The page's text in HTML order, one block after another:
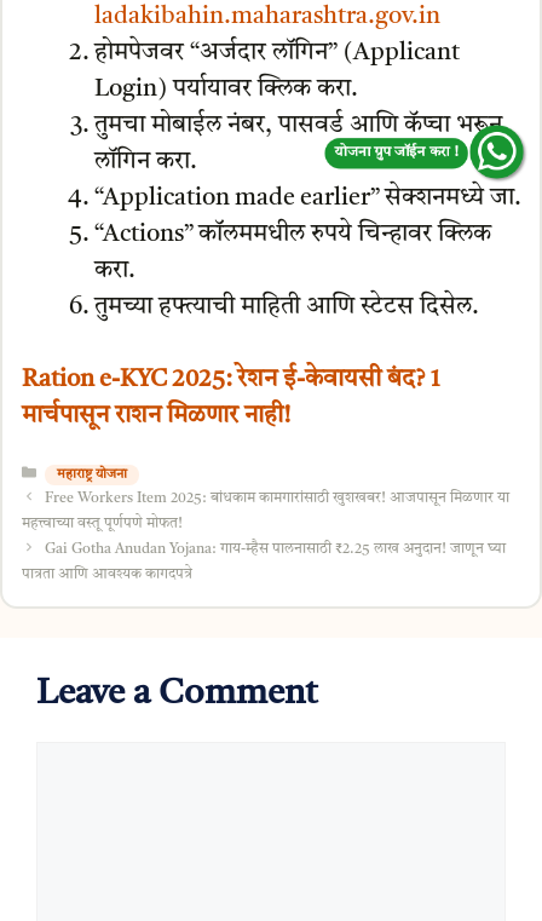
ladakibahin.maharashtra.gov.in
होमपेजवर “अर्जदार लॉगिन” (Applicant
Login) पर्यायावर क्लिक करा.
तुमचा मोबाईल नंबर, पासवर्ड आणि कॅप्चा भरून
लॉगिन करा.
“Application made earlier” सेक्शनमध्ये जा.
“Actions” कॉलममधील रुपये चिन्हावर क्लिक
करा.
तुमच्या हफ्त्याची माहिती आणि स्टेटस दिसेल.
Ration e-KYC 2025: रेशन ई-केवायसी बंद? 1
मार्चपासून राशन मिळणार नाही!
Categories
महाराष्ट्र योजना
Free Workers Item 2025: बांधकाम कामगारांसाठी खुशखबर! आजपासून मिळणार या
महत्त्वाच्या वस्तू पूर्णपणे मोफत!
Gai Gotha Anudan Yojana: गाय-म्हैस पालनासाठी ₹2.25 लाख अनुदान! जाणून घ्या
पात्रता आणि आवश्यक कागदपत्रे
Leave a Comment
योजना ग्रुप जॉईन करा !